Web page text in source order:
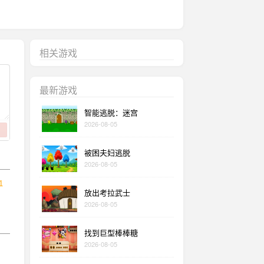
相关游戏
最新游戏
智能逃脱：迷宫
2026-08-05
被困夫妇逃脱
2026-08-05
放出考拉武士
2026-08-05
找到巨型棒棒糖
2026-08-05